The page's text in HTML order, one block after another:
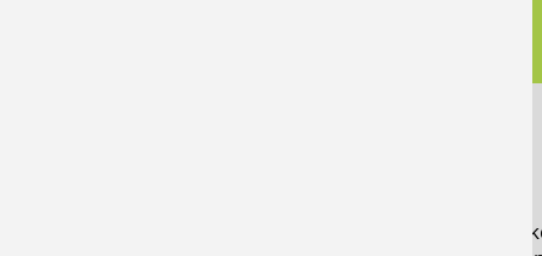
Du möchtest unser Studio erstmal